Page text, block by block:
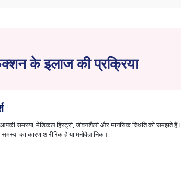
के इलाज की प्रक्रिया
आपकी समस्या, मेडिकल हिस्ट्री, जीवनशैली और मानसिक स्थिति को समझते हैं।
का कारण शारीरिक है या मनोवैज्ञानिक।